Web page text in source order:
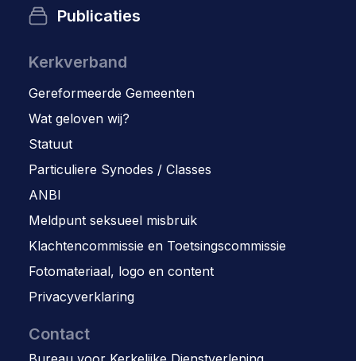
Publicaties
Kerkverband
Gereformeerde Gemeenten
Wat geloven wij?
Statuut
Particuliere Synodes / Classes
ANBI
Meldpunt seksueel misbruik
Klachtencommissie en Toetsingscommissie
Fotomateriaal, logo en content
Privacyverklaring
Contact